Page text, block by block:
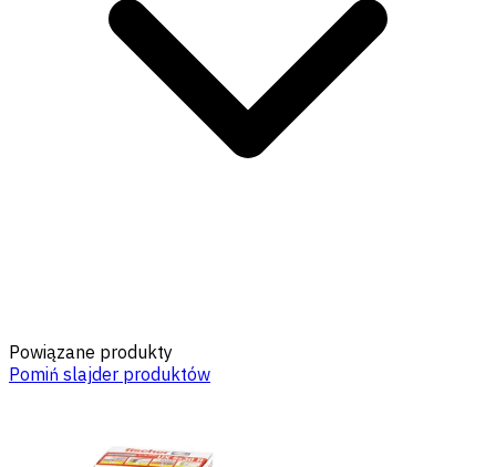
Powiązane produkty
Pomiń slajder produktów